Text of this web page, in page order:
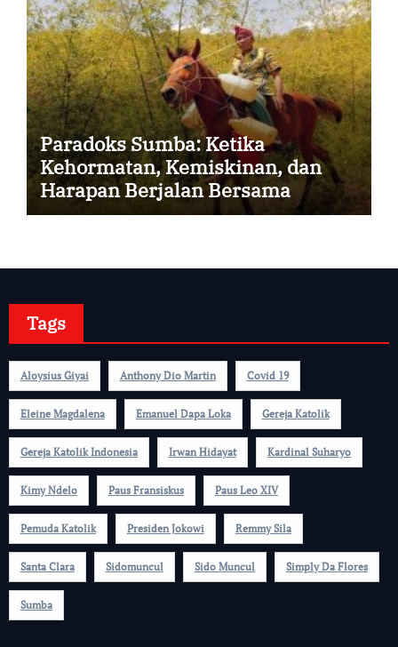
Paradoks Sumba: Ketika
Kehormatan, Kemiskinan, dan
Harapan Berjalan Bersama
Tags
Aloysius Giyai Anthony Dio Martin Covid 19
Eleine Magdalena Emanuel Dapa Loka Gereja Katolik
Gereja Katolik Indonesia Irwan Hidayat Kardinal Suharyo
Kimy Ndelo Paus Fransiskus Paus Leo XIV
Pemuda Katolik Presiden Jokowi Remmy Sila
Santa Clara Sidomuncul Sido Muncul Simply Da Flores
Sumba